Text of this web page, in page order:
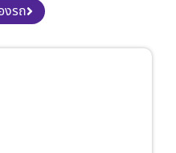
งรถ